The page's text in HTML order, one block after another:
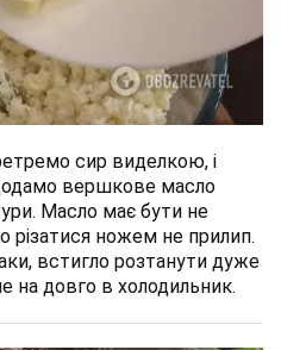
сир виделкою, і
вершкове масло
Масло має бути не
різатися ножем не прилип.
встигло розтанути дуже
на довго в холодильник.